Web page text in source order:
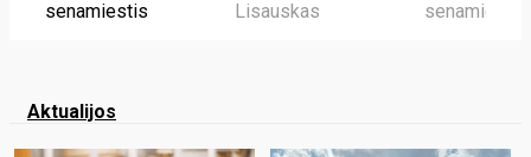
senamiestis
Lisauskas
senamiestis
Aktualijos